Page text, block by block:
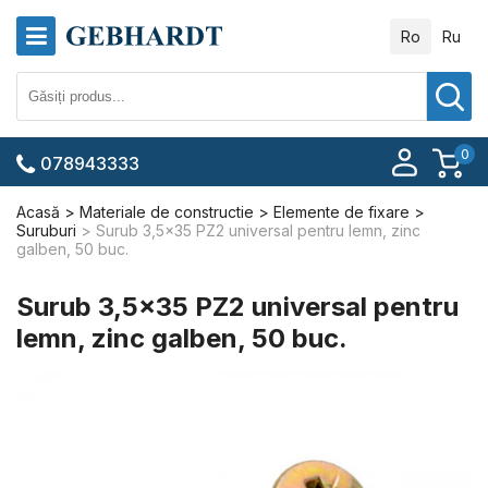
Ro Ru
0
078943333
Acasă Materiale de constructie
Elemente de fixare
Suruburi
Surub 3,5x35 PZ2 universal pentru lemn, zinc
galben, 50 buc.
Surub 3,5x35 PZ2 universal pentru
lemn, zinc galben, 50 buc.